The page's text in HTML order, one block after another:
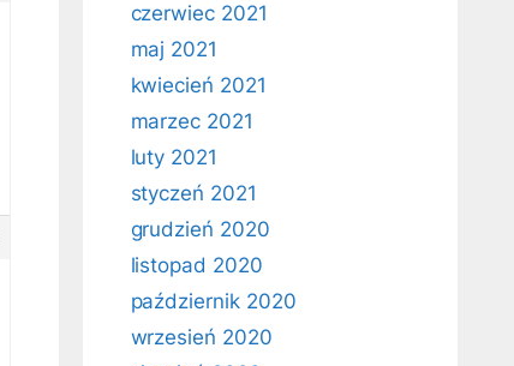
czerwiec 2021
maj 2021
kwiecień 2021
marzec 2021
luty 2021
styczeń 2021
grudzień 2020
listopad 2020
październik 2020
wrzesień 2020